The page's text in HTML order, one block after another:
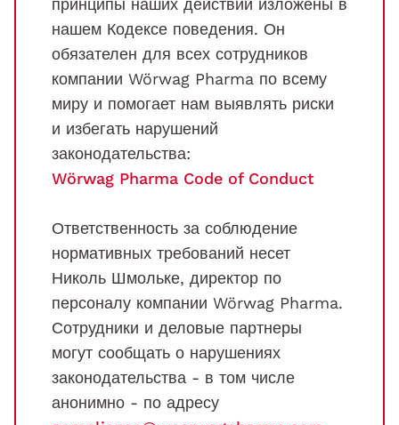
принципы наших действий изложены в
нашем Кодексе поведения. Он
обязателен для всех сотрудников
компании Wörwag Pharma по всему
миру и помогает нам выявлять риски
и избегать нарушений
законодательства:
Wörwag Pharma Code of Conduct
Ответственность за соблюдение
нормативных требований несет
Николь Шмольке, директор по
персоналу компании Wörwag Pharma.
Сотрудники и деловые партнеры
могут сообщать о нарушениях
законодательства - в том числе
анонимно - по адресу